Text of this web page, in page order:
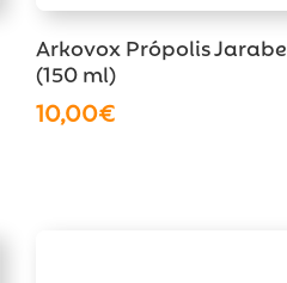
Arkovox Própolis Jarabe
(150 ml)
10,00€